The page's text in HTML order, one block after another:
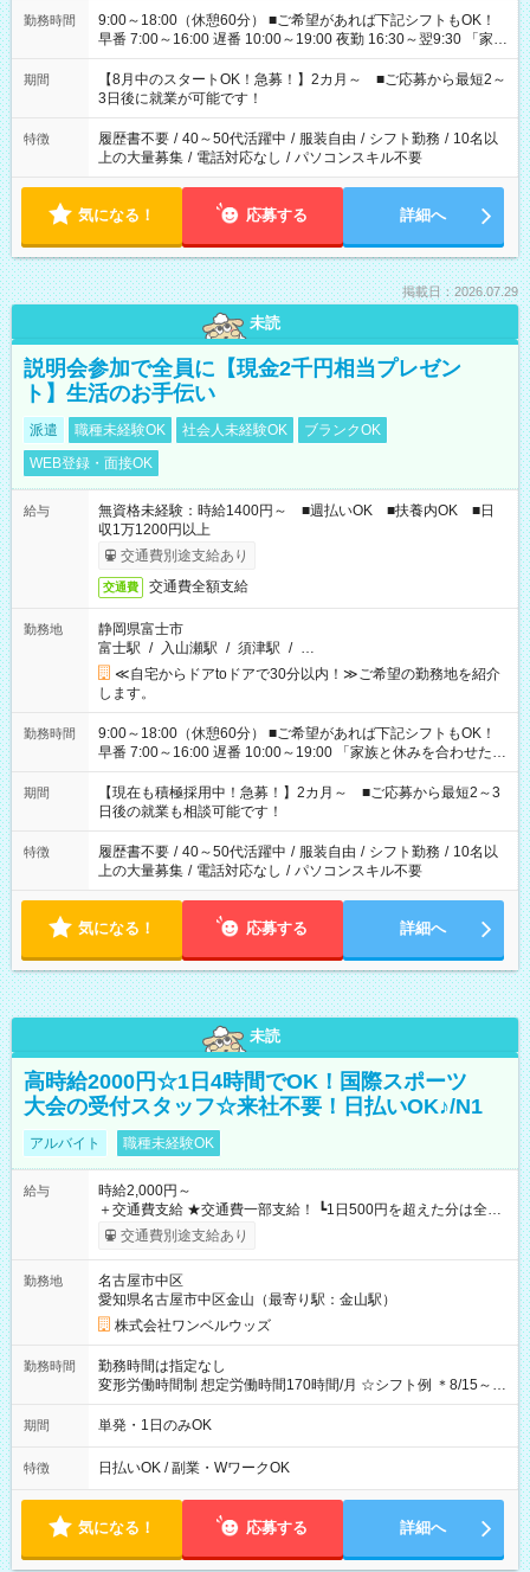
勤務時間
9:00～18:00（休憩60分） ■ご希望があれば下記シフトもOK！
早番 7:00～16:00 遅番 10:00～19:00 夜勤 16:30～翌9:30 「家族
と休みを合わせたい」 「余裕を持って夕飯の準備がしたい」
「できれば残業はしたくない」 など、ご希望を教えてください
ね。 ※Wワーク希望の方へ 今ご覧のお仕事で希望する勤務時間
と、もう1つのお仕事の勤務時間。 合計で週40時間を超える場
合は応募できません。
期間
【8月中のスタートOK！急募！】2カ月～ ■ご応募から最短2～
3日後に就業が可能です！
特徴 履歴書不要 / 40～50代活躍中 / 服装自由 / シフト勤務 / 10名以
上の大量募集 / 電話対応なし / パソコンスキル不要
気になる！ 応募する 詳細へ
掲載日：2026.07.29
未読
説明会参加で全員に【現金2千円相当プレゼン
ト】生活のお手伝い
派遣 職種未経験OK 社会人未経験OK
ブランクOK
WEB登録・面接OK
給与
無資格未経験：時給1400円～ ■週払いOK ■扶養内OK ■日
収1万1200円以上
交通費別途支給あり
交通費 交通費全額支給
勤務地
静岡県富士市
富士駅 / 入山瀬駅 / 須津駅 / …
≪自宅からドアtoドアで30分以内！≫ご希望の勤務地を紹介
します。
勤務時間
9:00～18:00（休憩60分） ■ご希望があれば下記シフトもOK！
早番 7:00～16:00 遅番 10:00～19:00 「家族と休みを合わせた
い」 「余裕を持って夕飯の準備がしたい」 「できれば残業はし
たくない」 など、ご希望を教えてくださいね。 ※Wワーク希望
の方へ 今ご覧のお仕事で希望する勤務時間と、もう1つのお仕事
の勤務時間。 合計で週40時間を超える場合は応募できません。
期間
【現在も積極採用中！急募！】2カ月～ ■ご応募から最短2～3
日後の就業も相談可能です！
特徴 履歴書不要 / 40～50代活躍中 / 服装自由 / シフト勤務 / 10名以
上の大量募集 / 電話対応なし / パソコンスキル不要
気になる！ 応募する 詳細へ
未読
高時給2000円☆1日4時間でOK！国際スポーツ
大会の受付スタッフ☆来社不要！日払いOK♪/N1
アルバイト 職種未経験OK
給与
時給2,000円～
＋交通費支給 ★交通費一部支給！ ┗1日500円を超えた分は全額
支給！ ※往復500円以内の方は自己負担となります ★日払い
OK！（規定あり） ┗働いたその日に現金GET♪ お仕事後はコン
期間なし
交通費別途支給あり
勤務地
名古屋市中区
愛知県名古屋市中区金山（最寄り駅：金山駅）
株式会社ワンベルウッズ
勤務時間
勤務時間は指定なし
変形労働時間制 想定労働時間170時間/月 ☆シフト例 ＊8/15～
10/26 全日共通 08：00～12：00 17：00～21：00 ＊8/31
～9/19のみ下記シフトもあります！ 12：00～16：00 ＊9/6～
00
期間 単発・1日のみOK
特徴 日払いOK / 副業・WワークOK
気になる！ 応募する 詳細へ